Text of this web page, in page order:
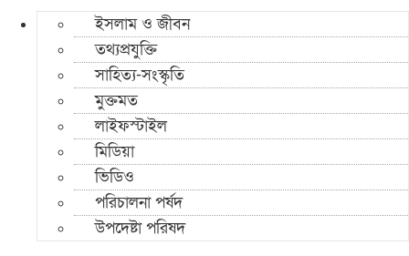
ইসলাম ও জীবন
তথ্যপ্রযুক্তি
সাহিত্য-সংস্কৃতি
মুক্তমত
লাইফস্টাইল
মিডিয়া
ভিডিও
পরিচালনা পর্ষদ
উপদেষ্টা পরিষদ